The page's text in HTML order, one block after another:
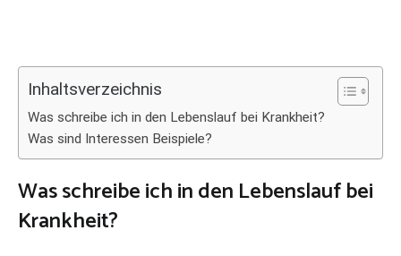
Inhaltsverzeichnis
Was schreibe ich in den Lebenslauf bei Krankheit?
Was sind Interessen Beispiele?
Was schreibe ich in den Lebenslauf bei
Krankheit?